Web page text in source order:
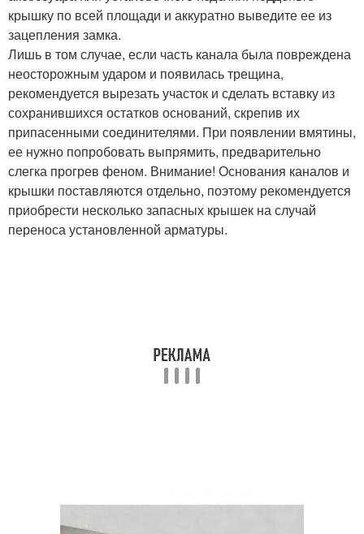
крышку по всей площади и аккуратно выведите ее из
зацепления замка.
Лишь в том случае, если часть канала была повреждена
неосторожным ударом и появилась трещина,
рекомендуется вырезать участок и сделать вставку из
сохранившихся остатков оснований, скрепив их
припасенными соединителями. При появлении вмятины,
ее нужно попробовать выпрямить, предварительно
слегка прогрев феном. Внимание! Основания каналов и
крышки поставляются отдельно, поэтому рекомендуется
приобрести несколько запасных крышек на случай
переноса установленной арматуры.